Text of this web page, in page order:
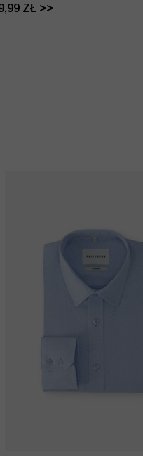
ZŁ >>PRODUKT >>